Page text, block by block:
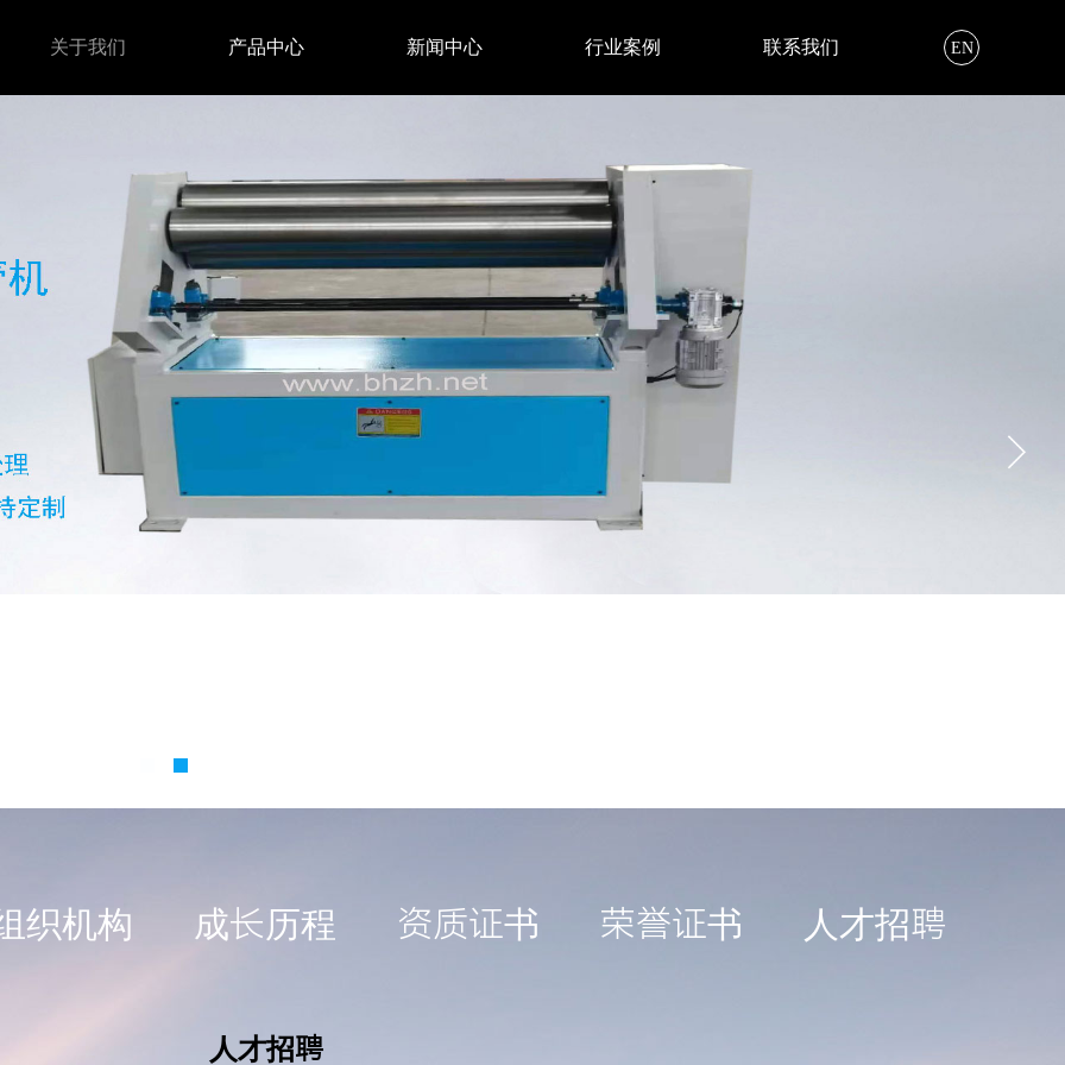
关于我们 产品中心 新闻中心 行业案例 联系我们 EN
织机构 成长历程 资质证书 荣誉证书 人才招聘
人才招聘